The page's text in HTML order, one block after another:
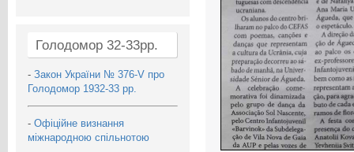
Голодомор 32-33рр.
- Закон України № 376-V про
Голодомор 1932-33 рр.
- Офіційне визнання
міжнародною спільнотою